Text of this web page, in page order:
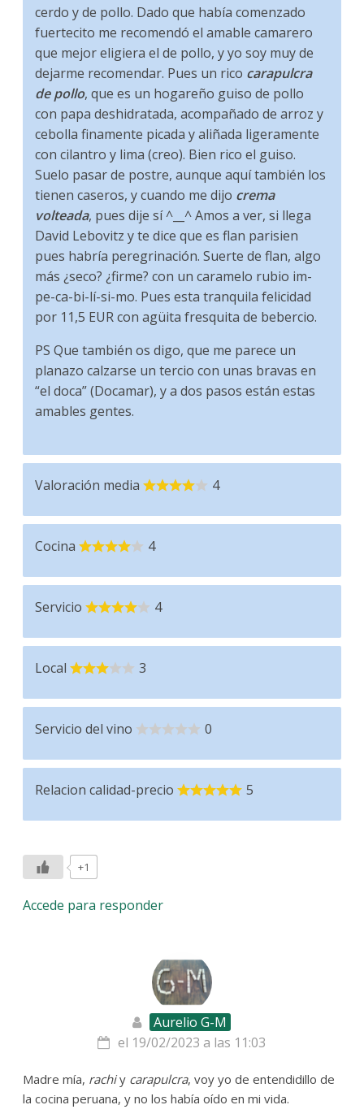
cerdo y de pollo. Dado que había comenzado
fuertecito me recomendó el amable camarero
que mejor eligiera el de pollo, y yo soy muy de
dejarme recomendar. Pues un rico carapulcra
de pollo, que es un hogareño guiso de pollo
con papa deshidratada, acompañado de arroz y
cebolla finamente picada y aliñada ligeramente
con cilantro y lima (creo). Bien rico el guiso.
Suelo pasar de postre, aunque aquí también los
tienen caseros, y cuando me dijo crema
volteada, pues dije sí ^__^ Amos a ver, si llega
David Lebovitz y te dice que es flan parisien
pues habría peregrinación. Suerte de flan, algo
más ¿seco? ¿firme? con un caramelo rubio im-
pe-ca-bi-lí-si-mo. Pues esta tranquila felicidad
por 11,5 EUR con agüita fresquita de bebercio.
PS Que también os digo, que me parece un
planazo calzarse un tercio con unas bravas en
“el doca” (Docamar), y a dos pasos están estas
amables gentes.
Valoración media 4
Cocina 4
Servicio 4
Local 3
Servicio del vino 0
Relacion calidad-precio 5
+1
Accede para responder
Aurelio G-M
el 19/02/2023 a las 11:03
Madre mía, rachiy carapulcra, voy yo de entendidillo de
la cocina peruana, y no los había oído en mi vida.